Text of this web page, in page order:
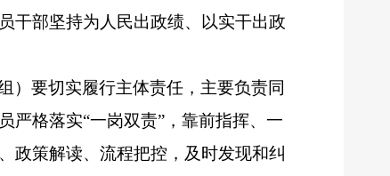
干部坚持为人民出政绩、以实干出政
）要切实履行主体责任，主要负责同
严格落实“一岗双责”，靠前指挥、一
政策解读、流程把控，及时发现和纠